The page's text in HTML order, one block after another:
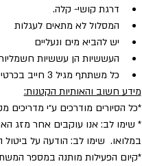
דרגת קושי- קלה.
המסלול לא מתאים לעגלות
יש להביא מים ונעליים
העששיות הן עששיות
כל משתתף מגיל 3 חייב בכרטיס
מידע חשוב והאותיות הקטנות:
*כל הסיורים מודרכים ע״י מדריכים
* שימו לב: אנו עוקבים אחר מזג
במלואו.  שימו לב: הודעה על
​*קיום הפעילות מותנה במספר